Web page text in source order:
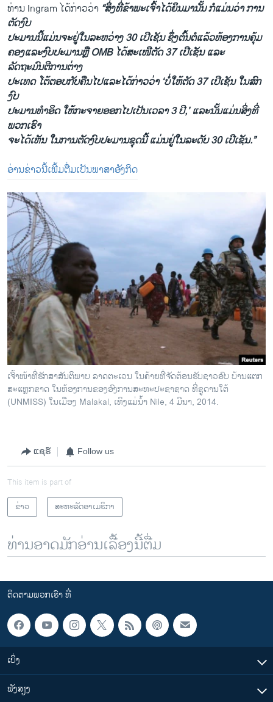
​ທ່ານ Ingram ​ໄດ້​ກ່າວ​ວ່າ “ສິ່ງ​ທີ່​ຂ້າພະ​ເຈົ້າໄດ້​ຍິນ​ມາ​ນັ້ນ ກໍ​ແມ່ນ​ວ່າ ການ​
ຕັດ​ງົບ
ປະມານນີ້ແມ່ນ​ຈະ​ຢູ່​ໃນ​ລະຫວ່າງ 30 ​ເປີ​ເຊັນ ຊຶ່ງຕົ້ນຕໍ​ແລ້ວ​ຫ້ອງການຄຸ້ມ​
ຄອງ​ແລະງົບປະມານຫຼື OMB ​ໄດ້ສະ​ເໜີ​ຕັດ 37 ​ເປີ​ເຊັນ ​ແລະ​
ລັດຖະມົນຕີ​ການ​ຕ່າງ
ປະ​ເທດ ​ໂຕ້ຕອບ​ກັບຄືນ​ໄປແລະ​ໄດ້​ກ່າວ​ວ່າ ‘ບໍ່​ໃຫ້ຕັດ 37 ​ເປີ​ເຊັນ ​ໃນ​ສົກ​
ງົບ
ປະມານ​ທຳ​ອິດ ​ໃຫ້​ກະຈາຍ​ອອກ​ໄປ​ເປັນ​ເວລາ 3 ປີ,’ ​ແລ​ະນັ້ນ​ແມ່ນ​ສິ່ງ​ທີ່​
ພວກ​ເຮົາ​
ຈະ​ໄດ້​ເຫັນ​ ໃນ​ການ​ຕັດງົບປະມານ​ຊຸດ​ນີ້ ​ແມ່ນ​ຢູ່ໃນລະດັບ 30 ​ເປີ​ເຊັນ.”​
ອ່ານ​ຂ່າວ​ນີ້​ເພີ້​ມຕື່ມ​ເປັນ​ພາສາ​ອັງກິດ
ເຈົ້າໜ້າທີ່ຮັກສາສັນຕິພາບ ລາດຕະເວນ ໃນຄ້າຍທີ່ຈັດຕ້ອນຮັບຊາວອົບ ບ້ານແຕກ
ສະແຫຼກຂາດ ໃນຫ້ອງການຂອງອົງການສະຫະປະຊາຊາດ ທີ່ຊູດານໃຕ້
(UNMISS) ໃນເມືອງ Malakal, ເທິງແມ່ນ້ຳ Nile, 4 ມີນາ, 2014.
ແຊຣ໌ Follow us
This item is part of
ຂ່າວ
ສະຫະລັດອາເມຣິກາ
ທ່ານອາດມັກອ່ານເລື້ອງນີ້ຕື່ມ
ຕິດຕາມພວກເຮົາ ທີ່
ເບິ່ງ
ຟັງສຽງ